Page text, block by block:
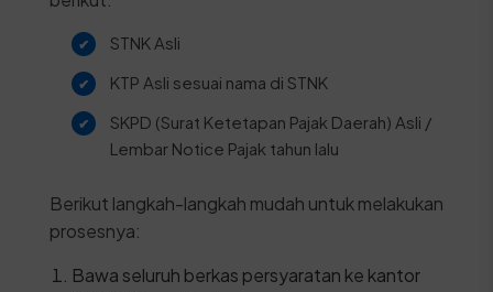
STNK Asli
KTP Asli sesuai nama di STNK
SKPD (Surat Ketetapan Pajak Daerah) Asli /
Lembar Notice Pajak tahun lalu
Berikut langkah-langkah mudah untuk melakukan
prosesnya:
Bawa seluruh berkas persyaratan ke kantor